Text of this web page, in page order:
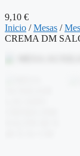
9,10 €
Inicio /Mesas /
CREMA DM